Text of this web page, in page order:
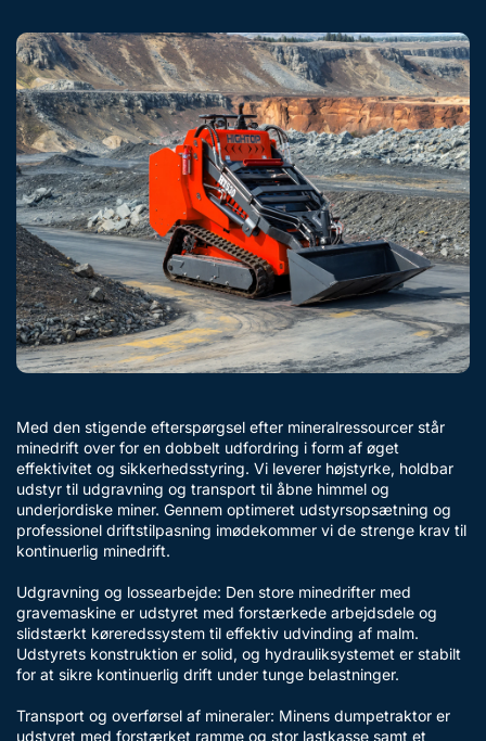
Med den stigende efterspørgsel efter mineralressourcer står
minedrift over for en dobbelt udfordring i form af øget
effektivitet og sikkerhedsstyring. Vi leverer højstyrke, holdbar
udstyr til udgravning og transport til åbne himmel og
underjordiske miner. Gennem optimeret udstyrsopsætning og
professionel driftstilpasning imødekommer vi de strenge krav til
kontinuerlig minedrift.
Udgravning og lossearbejde: Den store minedrifter med
gravemaskine er udstyret med forstærkede arbejdsdele og
slidstærkt køreredssystem til effektiv udvinding af malm.
Udstyrets konstruktion er solid, og hydrauliksystemet er stabilt
for at sikre kontinuerlig drift under tunge belastninger.
Transport og overførsel af mineraler: Minens dumpetraktor er
udstyret med forstærket ramme og stor lastkasse samt et